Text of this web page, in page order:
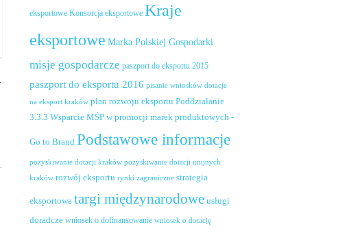
eksportowe Konsorcja eksportowe Kraje
eksportowe Marka Polskiej Gospodarki
misje gospodarcze paszport do eksportu 2015
paszport do eksportu 2016 pisanie wniosków dotacje
na eksport kraków plan rozwoju eksportu Poddziałanie
3.3.3 Wsparcie MŚP w promocji marek produktowych -
Go to Brand Podstawowe informacje
pozyskiwanie dotacji kraków pozyskiwanie dotacji unijnych
kraków rozwój eksportu rynki zagraniczne strategia
eksportowa targi międzynarodowe usługi
doradcze wniosek o dofinansowanie wniosek o dotację